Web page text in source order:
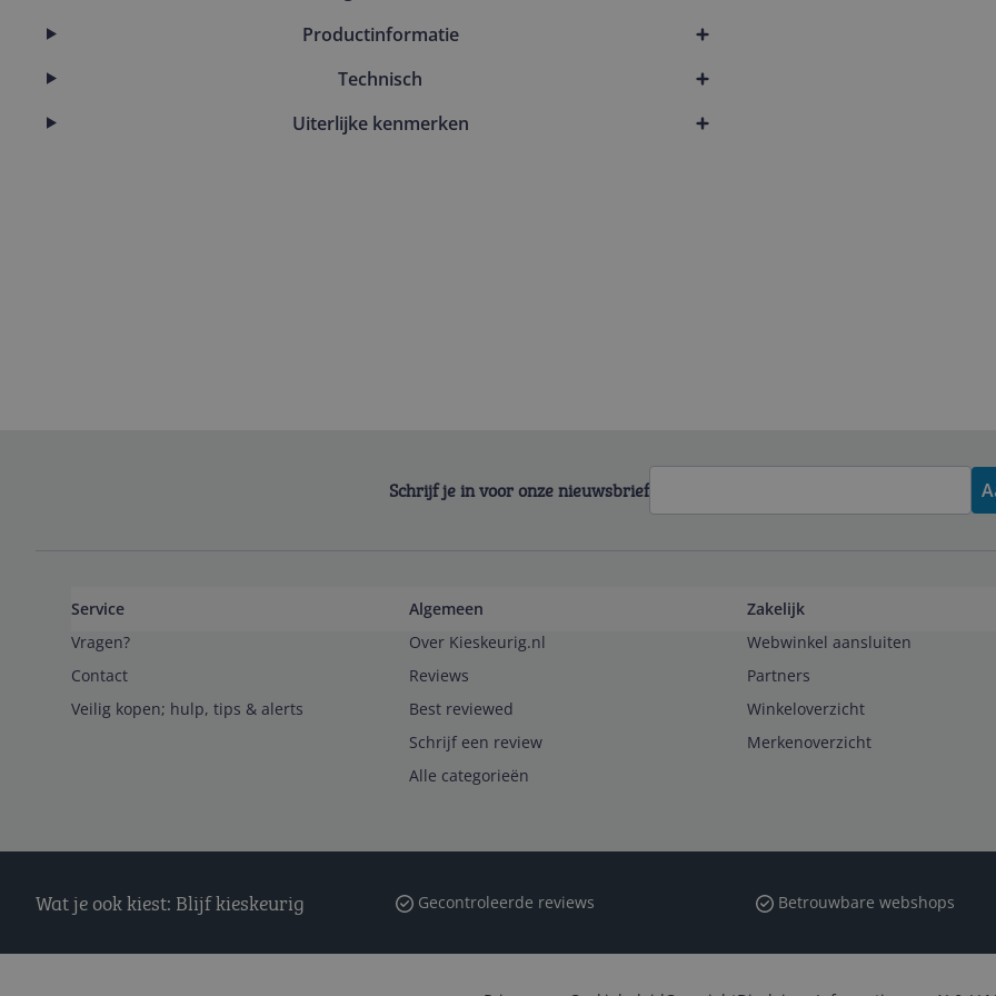
Productinformatie
Technisch
Uiterlijke kenmerken
Schrijf je in voor onze nieuwsbrief
Service
Vragen?
Contact
Veilig kopen; hulp, tips & alerts
Algemeen
Over Kieskeurig.nl
Reviews
Best reviewed
Schrijf een review
Alle categorieën
Zakelijk
Webwinkel aansluiten
Partners
Winkeloverzicht
Merkenoverzicht
Wat je ook kiest: Blijf kieskeurig Gecontroleerde reviews Betrouwbare webshops